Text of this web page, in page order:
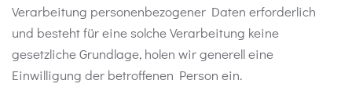
Verarbeitung personenbezogener Daten erforderlich
und besteht für eine solche Verarbeitung keine
gesetzliche Grundlage, holen wir generell eine
Einwilligung der betroffenen Person ein.